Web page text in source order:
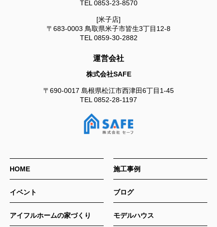
TEL 0853-23-8570
[米子店]
〒683-0003 鳥取県米子市皆生3丁目12-8
TEL 0859-30-2882
運営会社
株式会社SAFE
〒690-0017 島根県松江市西津田6丁目1-45
TEL 0852-28-1197
HOME
イベント
アイフルホームの家づくり
施工事例
ブログ
モデルハウス